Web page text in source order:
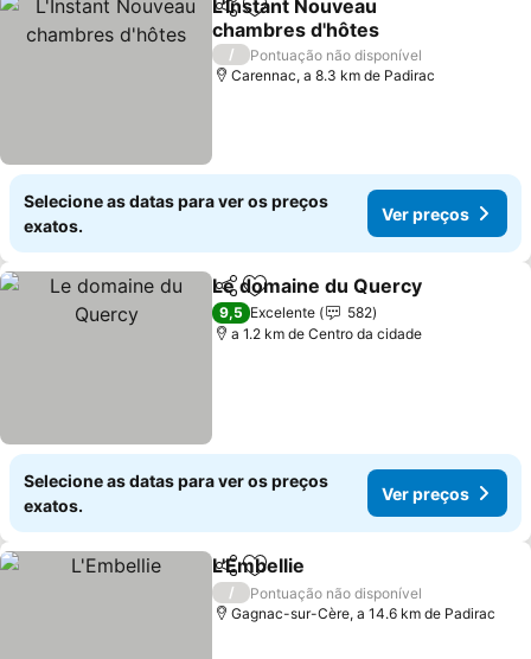
PartilharAdicionar aos favoritos
L'Instant Nouveau
chambres d'hôtes
/
Pontuação não disponível
Carennac, a 8.3 km de Padirac
Selecione as datas para ver os preços
exatos.
Ver preços
PartilharAdicionar aos favoritos
Le domaine du Quercy
9,5 Excelente
582
a 1.2 km de Centro da cidade
Selecione as datas para ver os preços
exatos.
Ver preços
PartilharAdicionar aos favoritos
L'Embellie
/
Pontuação não disponível
Gagnac-sur-Cère, a 14.6 km de Padirac